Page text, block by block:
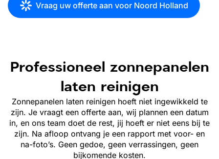
Vraag uw offerte aan voor Noord Holland
Professioneel zonnepanelen
laten reinigen
Zonnepanelen laten reinigen hoeft niet ingewikkeld te
zijn. Je vraagt een offerte aan, wij plannen een datum
in, en ons team doet de rest, jij hoeft er niet eens bij te
zijn. Na afloop ontvang je een rapport met voor- en
na-foto’s. Geen gedoe, geen verrassingen, geen
bijkomende kosten.